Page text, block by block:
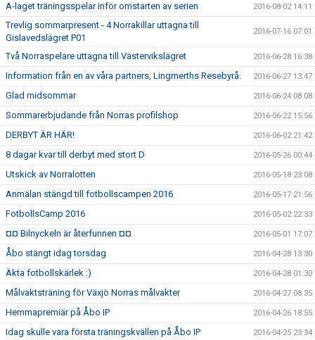
A-laget träningsspelar inför omstarten av serien 2016-08-02 14:11
Trevlig sommarpresent - 4 Norrakillar uttagna till
Gislavedslägret P01
2016-07-16 07:01
Två Norraspelare uttagna till Västervikslägret 2016-06-28 16:38
Information från en av våra partners, Lingmerths Resebyrå. 2016-06-27 13:47
Glad midsommar 2016-06-24 08:08
Sommarerbjudande från Norras profilshop 2016-06-22 15:56
DERBYT ÄR HÄR! 2016-06-02 21:42
8 dagar kvar till derbyt med stort D 2016-05-26 00:44
Utskick av Norralotten 2016-05-18 23:08
Anmälan stängd till fotbollscampen 2016 2016-05-17 21:56
FotbollsCamp 2016 2016-05-02 22:33
¤¤ Bilnyckeln är återfunnen ¤¤ 2016-05-01 17:07
Åbo stängt idag torsdag 2016-04-28 13:30
Äkta fotbollskärlek :) 2016-04-28 01:30
Målvaktsträning för Växjö Norras målvakter 2016-04-27 08:35
Hemmapremiär på Åbo IP 2016-04-26 18:55
Idag skulle vara första träningskvällen på Åbo IP 2016-04-25 23:34